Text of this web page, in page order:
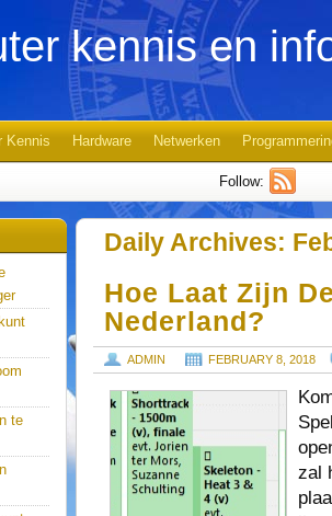
kennis en
Kennis Hardware Netwerken
Follow:
Daily Archives:
Hoe Laat Zijn
Nederland?
ADMIN FEBRUARY 8, 2018
zal
te